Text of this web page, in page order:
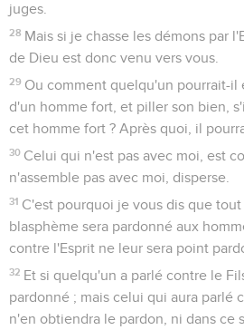
juges.
28 Mais si je chasse les démons par
de Dieu est donc venu vers vous.
29 Ou comment quelqu'un pourrait-il
d'un homme fort, et piller son bien,
cet homme fort ? Après quoi, il
30 Celui qui n'est pas avec moi, est
n'assemble pas avec moi, disperse.
31 C'est pourquoi je vous dis que
blasphème sera pardonné aux
contre l'Esprit ne leur sera point
32 Et si quelqu'un a parlé contre le
pardonné ; mais celui qui aura parlé
n'en obtiendra le pardon, ni dans ce